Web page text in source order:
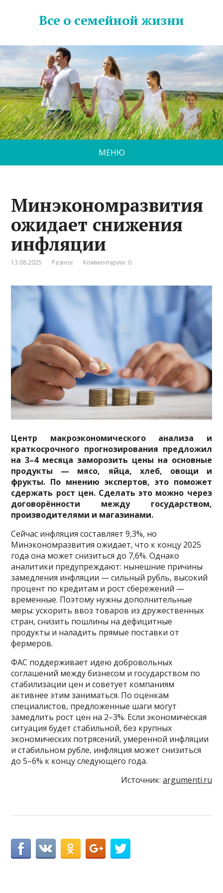
Все о семейной жизни
МЕНЮ
Минэкономразвития
ожидает снижения
инфляции
13.08.2025 Разное Комментарии: 0
Центр макроэкономического анализа и
краткосрочного прогнозирования предложил
на 3–4 месяца заморозить цены на основные
продукты — мясо, яйца, хлеб, овощи и
фрукты. По мнению экспертов, это поможет
сдержать рост цен. Сделать это можно через
договорённости между государством,
производителями и магазинами.
Сейчас инфляция составляет 9,3%, но
Минэкономразвития ожидает, что к концу 2025
года она может снизиться до 7,6%. Однако
аналитики предупреждают: нынешние причины
замедления инфляции — сильный рубль, высокий
процент по кредитам и рост сбережений —
временные. Поэтому нужны дополнительные
меры: ускорить ввоз товаров из дружественных
стран, снизить пошлины на дефицитные
продукты и наладить прямые поставки от
фермеров.
ФАС поддерживает идею добровольных
соглашений между бизнесом и государством по
стабилизации цен и советует компаниям
активнее этим заниматься. По оценкам
специалистов, предложенные шаги могут
замедлить рост цен на 2–3%. Если экономическая
ситуация будет стабильной, без крупных
экономических потрясений, умеренной инфляции
и стабильном рубле, инфляция может снизиться
до 5–6% к концу следующего года.
Источник: argumenti.ru